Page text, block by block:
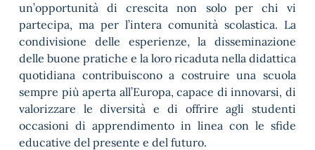
un’opportunità di crescita non solo per chi vi
partecipa, ma per l’intera comunità scolastica. La
condivisione delle esperienze, la disseminazione
delle buone pratiche e la loro ricaduta nella didattica
quotidiana contribuiscono a costruire una scuola
sempre più aperta all’Europa, capace di innovarsi, di
valorizzare le diversità e di offrire agli studenti
occasioni di apprendimento in linea con le sfide
educative del presente e del futuro.